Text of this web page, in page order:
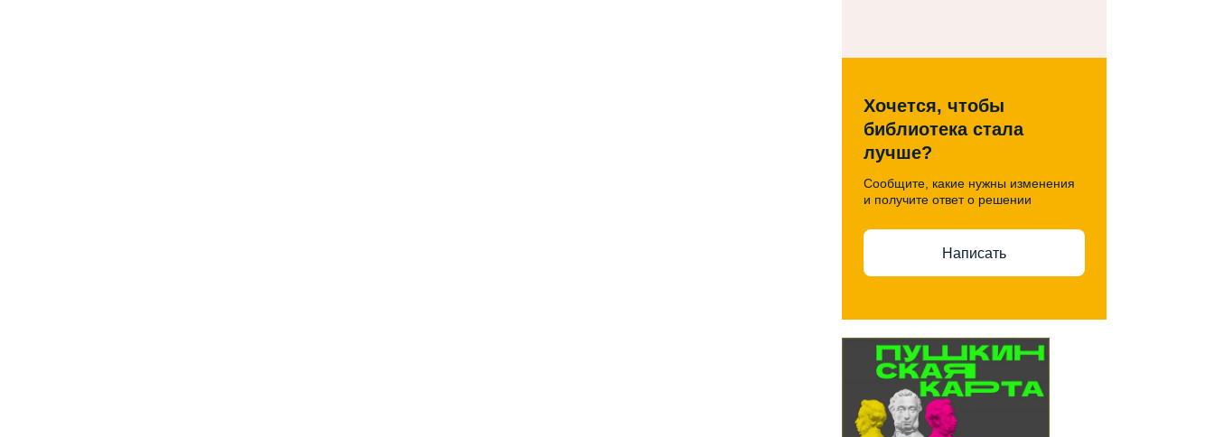
Хочется, чтобы
библиотека стала
лучше?
Сообщите, какие нужны изменения
и получите ответ о решении
Написать